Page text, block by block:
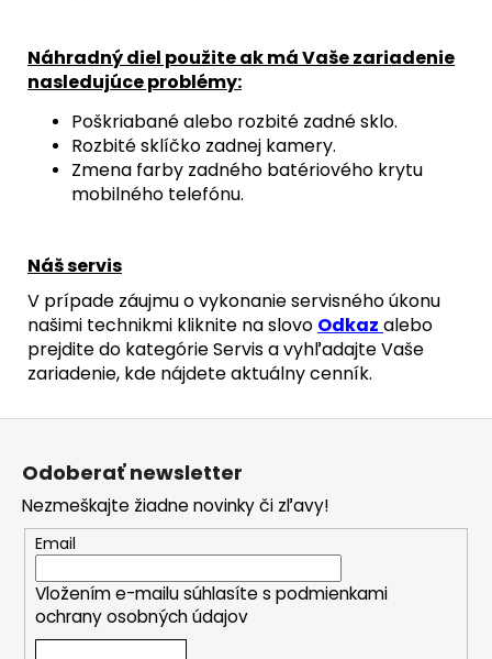
Náhradný diel použite ak má Vaše zariadenie
nasledujúce problémy:
Poškriabané alebo rozbité zadné sklo.
Rozbité sklíčko zadnej kamery.
Zmena farby zadného batériového krytu
mobilného telefónu.
Náš servis
V prípade záujmu o vykonanie servisného úkonu
našimi technikmi kliknite na slovo Odkaz alebo
prejdite do kategórie Servis a vyhľadajte Vaše
zariadenie, kde nájdete aktuálny cenník.
Z
Odoberať newsletter
Nezmeškajte žiadne novinky či zľavy!
Email
Vložením e-mailu súhlasíte s podmienkami
ochrany osobných údajov